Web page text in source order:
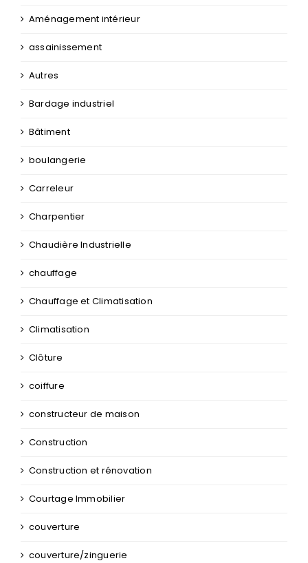
Aménagement intérieur
assainissement
Autres
Bardage industriel
Bâtiment
boulangerie
Carreleur
Charpentier
Chaudière Industrielle
chauffage
Chauffage et Climatisation
Climatisation
Clôture
coiffure
constructeur de maison
Construction
Construction et rénovation
Courtage Immobilier
couverture
couverture/zinguerie